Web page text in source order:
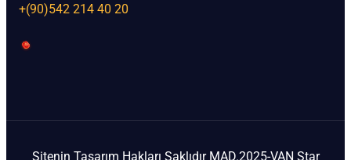
+(90)542 214 40 20
Sitenin Tasarım Hakları Saklıdır MAD.2025-VAN Star